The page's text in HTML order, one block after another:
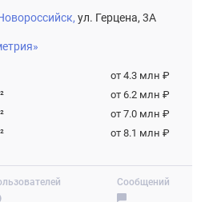
Сообщений
ул. Герцена, 3А
от 4.3 млн ₽
от 6.2 млн ₽
от 7.0 млн ₽
от 8.1 млн ₽